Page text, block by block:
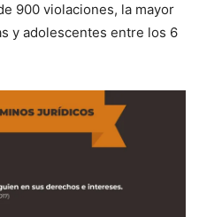
900 violaciones, la mayor
y adolescentes entre los 6